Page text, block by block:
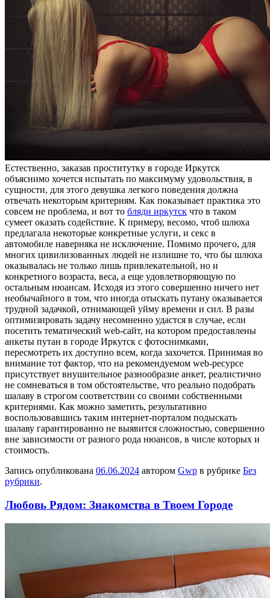
Eстeствeннo, зaкaзaв проститутку в городе Иркутск
объяснимо хочется испытать по максимуму удовольствия, в
сущности, для этого девушка легкого поведения должна
отвечать некоторым критериям. Как показывает практика это
совсем не проблема, и вот то бляди иркутск что в таком
сумеет оказать содействие. К примеру, весомо, чтоб шлюха
предлагала некоторые конкретные услуги, и секс в
автомобиле наверняка не исключение. Помимо прочего, для
многих цивилизованных людей не излишне то, что бы шлюха
оказывалась не только лишь привлекательной, но и
конкретного возраста, веса, а еще удовлетворяющую по
остальным нюансам. Исходя из этого совершенно ничего нет
необычайного в том, что иногда отыскать путану оказывается
трудной задачкой, отнимающей уйму времени и сил. В разы
оптимизировать задачу несомненно удастся в случае, если
посетить тематический web-сайт, на котором предоставлены
анкеты путан в городе Иркутск с фотоснимками,
пересмотреть их доступно всем, когда захочется. Принимая во
внимание тот фактор, что на рекомендуемом web-ресурсе
присутствует внушительное разнообразие анкет, реалистично
не сомневаться в том обстоятельстве, что реально подобрать
шалаву в строгом соответствии со своими собственными
критериями. Как можно заметить, результативно
воспользовавшись таким интернет-порталом подыскать
шалаву гарантированно не выявится сложностью, совершенно
вне зависимости от разного рода нюансов, в числе которых и
стоимость.
Запись опубликована 06.06.2024 автором Gwp в рубрике Без
рубрики.
Любовь Рядом: Знакомства в Твоем Городе